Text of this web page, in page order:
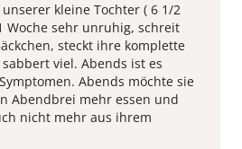
unserer kleine Tochter ( 6 1/2
Woche sehr unruhig, schreit
steckt ihre komplette
viel. Abends ist es
Abends möchte sie
Abendbrei mehr essen und
nicht mehr aus ihrem